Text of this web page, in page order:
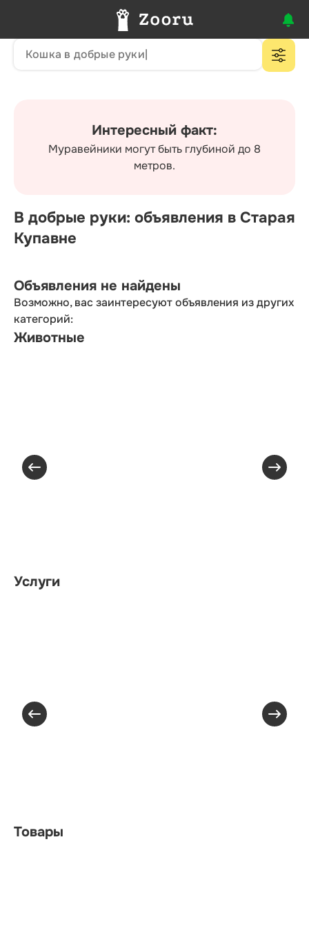
Интересный факт:
Муравейники могут быть глубиной до 8
метров.
В добрые руки: объявления в Старая
Купавне
Объявления не найдены
Возможно, вас заинтересуют объявления из других
категорий:
Животные
Услуги
Товары